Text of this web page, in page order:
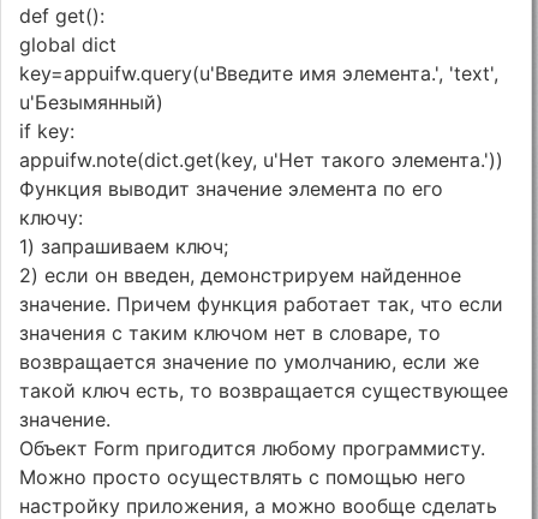
def get():
global dict
key=appuifw.query(u'Введите имя элемента.', 'text',
u'Безымянный)
if key:
appuifw.note(dict.get(key, u'Нет такого элемента.'))
Функция выводит значение элемента по его
ключу:
1) запрашиваем ключ;
2) если он введен, демонстрируем найденное
значение. Причем функция работает так, что если
значения с таким ключом нет в словаре, то
возвращается значение по умолчанию, если же
такой ключ есть, то возвращается существующее
значение.
Объект Form пригодится любому программисту.
Можно просто осуществлять с помощью него
настройку приложения, а можно вообще сделать